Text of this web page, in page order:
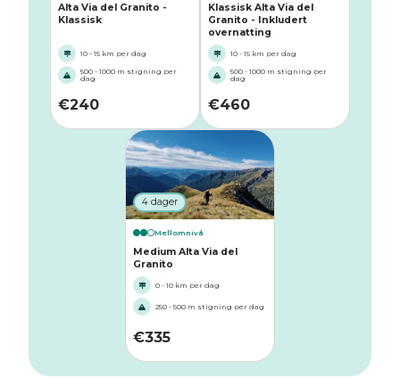
Alta Via del Granito -
Klassisk
10 - 15 km per dag
500 - 1000 m stigning per
dag
€240
Klassisk Alta Via del
Granito - Inkludert
overnatting
10 - 15 km per dag
500 - 1000 m stigning per
dag
€460
4 dager
Mellomnivå
Medium Alta Via del
Granito
0 - 10 km per dag
250 - 500 m stigning per dag
€335